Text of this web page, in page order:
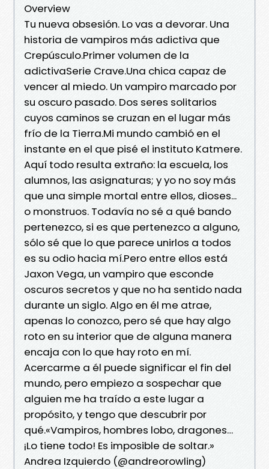
Overview
Tu nueva obsesión. Lo vas a devorar. Una
historia de vampiros más adictiva que
Crepúsculo.Primer volumen de la
adictivaSerie Crave.Una chica capaz de
vencer al miedo. Un vampiro marcado por
su oscuro pasado. Dos seres solitarios
cuyos caminos se cruzan en el lugar más
frío de la Tierra.Mi mundo cambió en el
instante en el que pisé el instituto Katmere.
Aquí todo resulta extraño: la escuela, los
alumnos, las asignaturas; y yo no soy más
que una simple mortal entre ellos, dioses...
o monstruos. Todavía no sé a qué bando
pertenezco, si es que pertenezco a alguno,
sólo sé que lo que parece unirlos a todos
es su odio hacia mí.Pero entre ellos está
Jaxon Vega, un vampiro que esconde
oscuros secretos y que no ha sentido nada
durante un siglo. Algo en él me atrae,
apenas lo conozco, pero sé que hay algo
roto en su interior que de alguna manera
encaja con lo que hay roto en mí.
Acercarme a él puede significar el fin del
mundo, pero empiezo a sospechar que
alguien me ha traído a este lugar a
propósito, y tengo que descubrir por
qué.«Vampiros, hombres lobo, dragones…
¡Lo tiene todo! Es imposible de soltar.»
Andrea Izquierdo (@andreorowling)